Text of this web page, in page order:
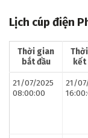
Lịch cúp điện
Thời gian
bắt đầu
21/07/2025
08:00:00
21/